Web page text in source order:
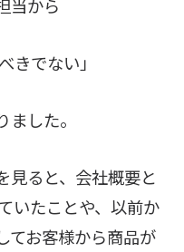
当から
きでない」
した。
見ると、会社概要と
いたことや、以前か
てお客様から商品が